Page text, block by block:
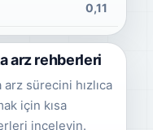
0,11
arz rehberleri
arz sürecini hızlıca
için kısa
inceleyin.